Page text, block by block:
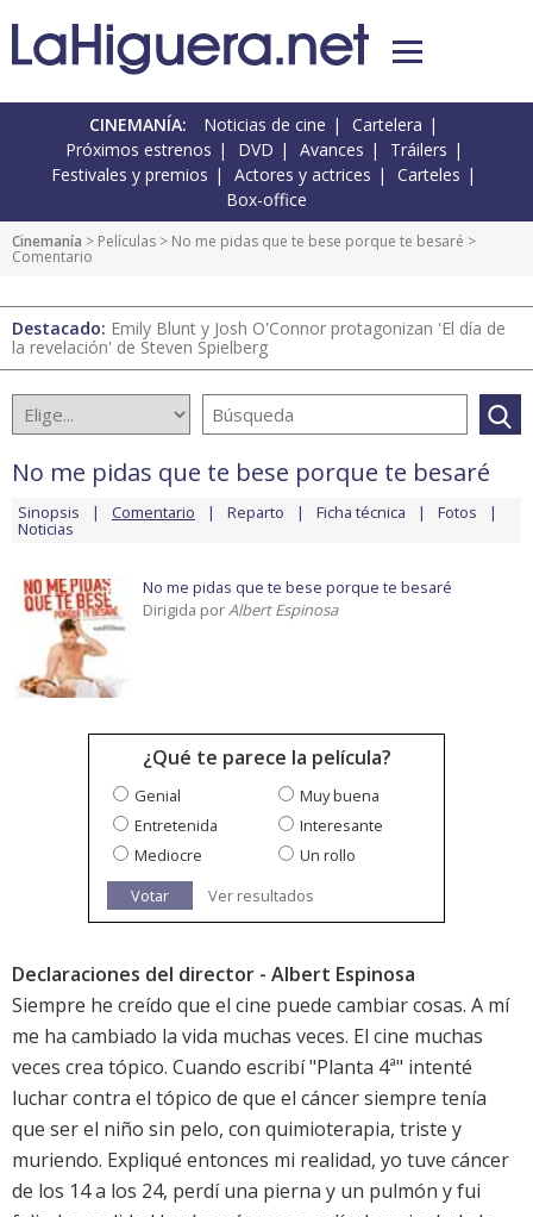
CINEMANÍA: Noticias de cine
Cartelera
Próximos estrenos
DVD Avances
Tráilers
Festivales y premios
Actores y actrices
Carteles
Box-office
Cinemanía > Películas > No me pidas que te bese porque te besaré >
Comentario
Destacado: Emily Blunt y Josh O'Connor protagonizan 'El día de
la revelación' de Steven Spielberg
No me pidas que te bese porque te besaré
Sinopsis Comentario Reparto Ficha técnica Fotos
Noticias
No me pidas que te bese porque te besaré
Dirigida porAlbert Espinosa
¿Qué te parece la película?
Genial
Muy buena
Entretenida
Interesante
Mediocre
Un rollo
Votar
Ver resultados
Declaraciones del director - Albert Espinosa
Siempre he creído que el cine puede cambiar cosas. A mí
me ha cambiado la vida muchas veces. El cine muchas
veces crea tópico. Cuando escribí "Planta 4ª" intenté
luchar contra el tópico de que el cáncer siempre tenía
que ser el niño sin pelo, con quimioterapia, triste y
muriendo. Expliqué entonces mi realidad, yo tuve cáncer
de los 14 a los 24, perdí una pierna y un pulmón y fui